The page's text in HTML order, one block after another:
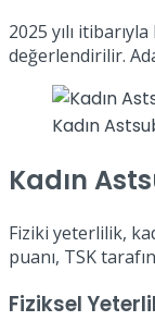
2025 yılı
değerlendirilir.
Kadın
Kadın
Fiziki yeterlilik,
puanı, TSK
Fiziksel